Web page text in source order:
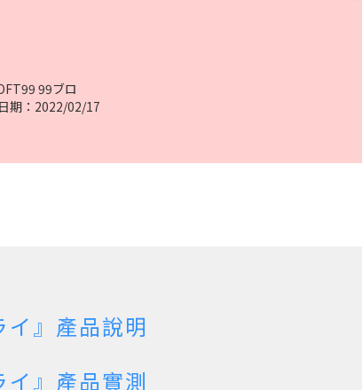
99ブロ
期：2022/02/17
イ』產品說明
イ』產品實測